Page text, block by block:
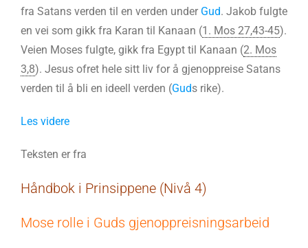
fra Satans verden til en verden under Gud. Jakob fulgte
en vei som gikk fra Karan til Kanaan (1. Mos 27,43-45).
Veien Moses fulgte, gikk fra Egypt til Kanaan (2. Mos
3,8). Jesus ofret hele sitt liv for å gjenoppreise Satans
verden til å bli en ideell verden (Guds rike).
Les videre
Teksten er fra
Håndbok i Prinsippene (Nivå 4)
Mose rolle i Guds gjenoppreisningsarbeid